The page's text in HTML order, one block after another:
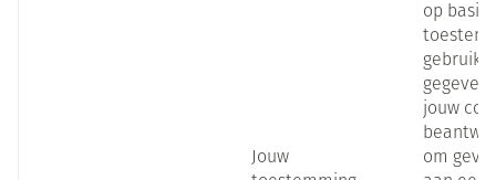
Jouw
op basis
jouw
om